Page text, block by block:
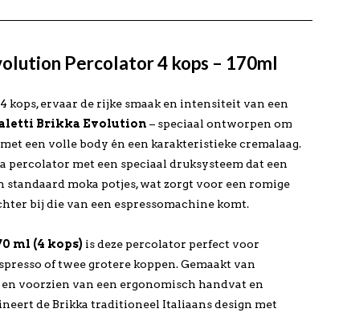
Percolator 4 kops – 170ml
kops, ervaar de rijke smaak en intensiteit van een
Brikka Evolution – speciaal ontworpen om
een volle body én een karakteristieke cremalaag.
percolator met een speciaal druksysteem dat een
standaard moka potjes, wat zorgt voor een romige
bij die van een espressomachine komt.
ml (4 kops) is deze percolator perfect voor
of twee grotere koppen. Gemaakt van
voorzien van een ergonomisch handvat en
de Brikka traditioneel Italiaans design met